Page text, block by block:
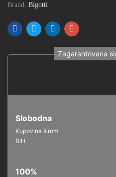
Brand: Bigotti
Zagarantovana
Slobodna
Kupovina širom
BiH
100%